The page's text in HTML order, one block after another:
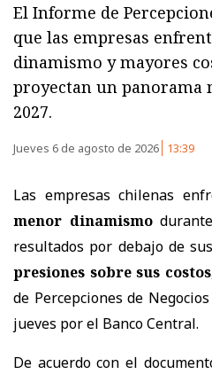
El Informe de
que las empresas
dinamismo y mayores
proyectan un panorama
2027.
Jueves 6 de agosto de 2026 13:39
Las empresas chilenas
menor dinamismo
resultados por debajo de
presiones sobre sus costos
de Percepciones de
jueves por el Banco Central.
De acuerdo con el